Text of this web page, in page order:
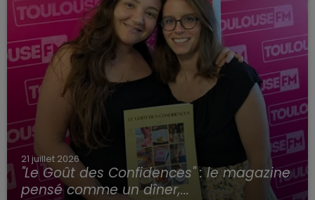
21 juillet 2026
"Le Goût des Confidences" : le magazine
pensé comme un dîner,...